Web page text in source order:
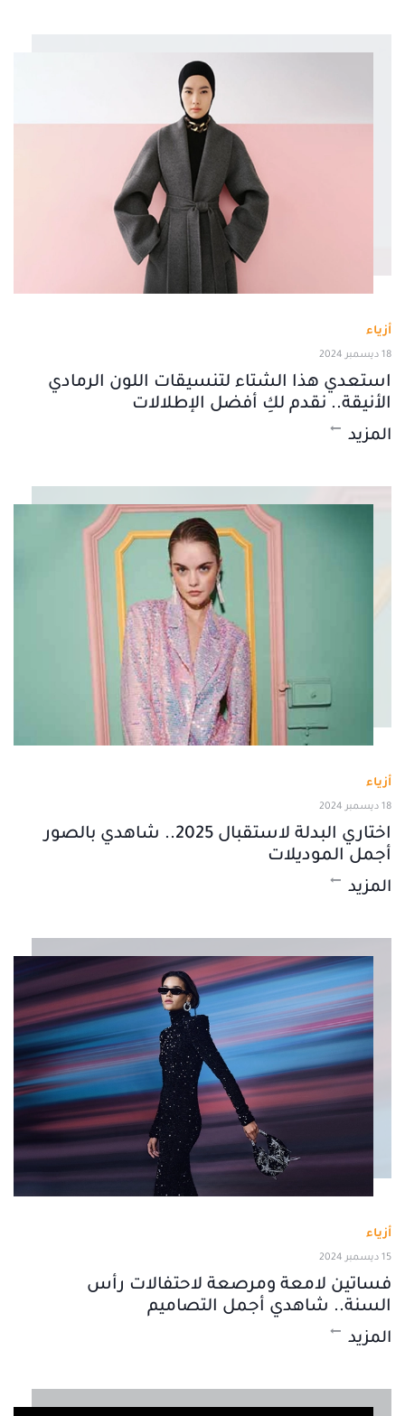
أزياء
18 ديسمبر 2024
استعدي هذا الشتاء لتنسيقات اللون الرمادي
الأنيقة.. نقدم لكِ أفضل الإطلالات
المزيد
أزياء
18 ديسمبر 2024
اختاري البدلة لاستقبال 2025.. شاهدي بالصور
أجمل الموديلات
المزيد
أزياء
15 ديسمبر 2024
فساتين لامعة ومرصعة لاحتفالات رأس
السنة.. شاهدي أجمل التصاميم
المزيد